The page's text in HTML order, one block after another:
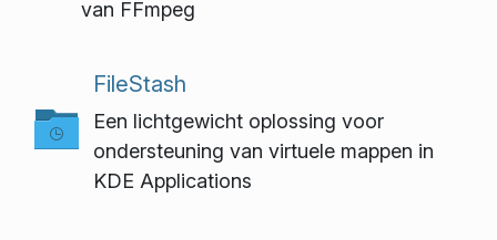
van FFmpeg
FileStash
Een lichtgewicht oplossing voor
ondersteuning van virtuele mappen in
KDE Applications